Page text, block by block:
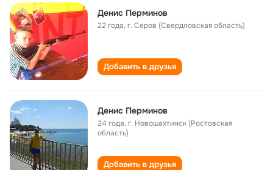
Денис Перминов
22 года,г. Серов (Свердловская область)
Добавить в друзья
Денис Перминов
24 года,г. Новошахтинск (Ростовская
область)
Добавить в друзья